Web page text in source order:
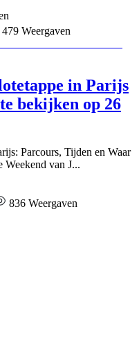
479 Weergaven
in Parijs
bekijken op 26
Parcours, Tijden en Waar
Weekend van J...
836 Weergaven